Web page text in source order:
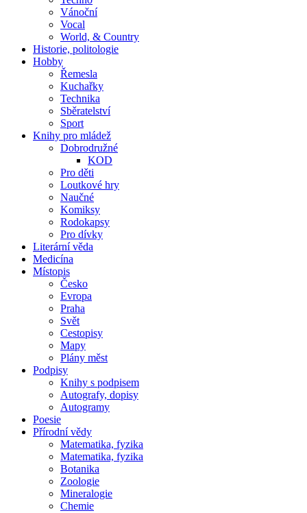
Vánoční
Vocal
World, & Country
Historie, politologie
Hobby
Řemesla
Kuchařky
Technika
Sběratelství
Sport
Knihy pro mládež
Dobrodružné
KOD
Pro děti
Loutkové hry
Naučné
Komiksy
Rodokapsy
Pro dívky
Literární věda
Medicína
Místopis
Česko
Evropa
Praha
Svět
Cestopisy
Mapy
Plány měst
Podpisy
Knihy s podpisem
Autografy, dopisy
Autogramy
Poesie
Přírodní vědy
Matematika, fyzika
Matematika, fyzika
Botanika
Zoologie
Mineralogie
Chemie